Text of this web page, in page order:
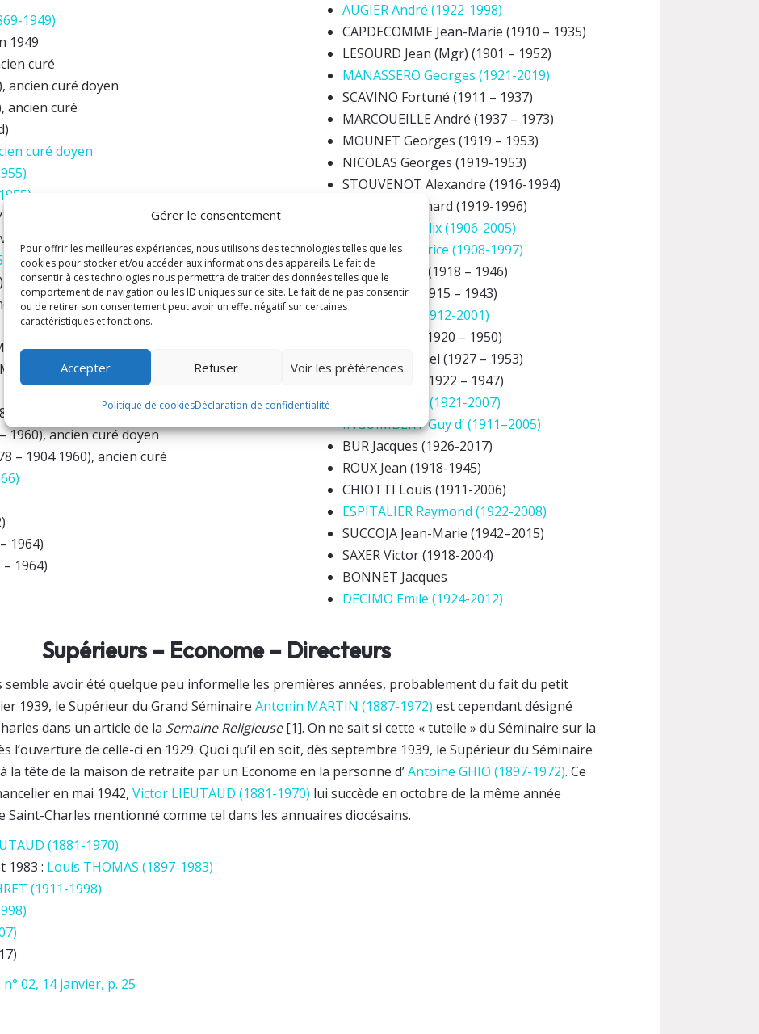
Gérer le consentement
Pour offrir les meilleures expériences, nous utilisons des technologies telles que les
cookies pour stocker et/ou accéder aux informations des appareils. Le fait de
consentir à ces technologies nous permettra de traiter des données telles que le
comportement de navigation ou les ID uniques sur ce site. Le fait de ne pas consentir
ou de retirer son consentement peut avoir un effet négatif sur certaines
caractéristiques et fonctions.
Accepter Refuser Voir les préférences
Politique de cookiesDéclaration de confidentialité
1949)
1949
curé
ancien curé doyen
ancien curé
curé doyen
ancien curé
1965
ancien aumônier
curé
– 1889), ancien curé
– 1924), ancien vicaire
– 1964-65), chanoine
1960), ancien curé doyen
– 1904 1960), ancien curé
1964)
1964)
AUGIER André (1922-1998)
CAPDECOMME Jean-Marie (1910 – 1935)
LESOURD Jean (Mgr) (1901 – 1952)
MANASSERO Georges (1921-2019)
SCAVINO Fortuné (1911 – 1937)
MARCOUEILLE André (1937 – 1973)
MOUNET Georges (1919 – 1953)
NICOLAS Georges (1919-1953)
STOUVENOT Alexandre (1916-1994)
MORANT Bernard (1919-1996)
PORTALIER Félix (1906-2005)
BONNIN Maurice (1908-1997)
CAUMON Elie (1918 – 1946)
RIOU Roger (1915 – 1943)
HENRY Paul (1912-2001)
AUTRIC Jean (1920 – 1950)
LECUYER Michel (1927 – 1953)
LEJUSTE Guy (1922 – 1947)
EOUZAN Yves (1921-2007)
INGUIMBERT Guy d’ (1911–2005)
BUR Jacques (1926-2017)
ROUX Jean (1918-1945)
CHIOTTI Louis (1911-2006)
ESPITALIER Raymond (1922-2008)
SUCCOJA Jean-Marie (1942–2015)
SAXER Victor (1918-2004)
BONNET Jacques
DECIMO Emile (1924-2012)
Supérieurs – Econome – Directeurs
semble avoir été quelque peu informelle les premières années, probablement du fait du petit
1939, le Supérieur du Grand Séminaire Antonin MARTIN (1887-1972) est cependant désigné
dans un article de la Semaine Religieuse[1]. On ne sait si cette « tutelle » du Séminaire sur la
l’ouverture de celle-ci en 1929. Quoi qu’il en soit, dès septembre 1939, le Supérieur du Séminaire
la tête de la maison de retraite par un Econome en la personne d’Antoine GHIO (1897-1972). Ce
en mai 1942, Victor LIEUTAUD (1881-1970) lui succède en octobre de la même année
Saint-Charles mentionné comme tel dans les annuaires diocésains.
(1881-1970)
1983 : Louis THOMAS (1897-1983)
(1911-1998)
02, 14 janvier, p. 25